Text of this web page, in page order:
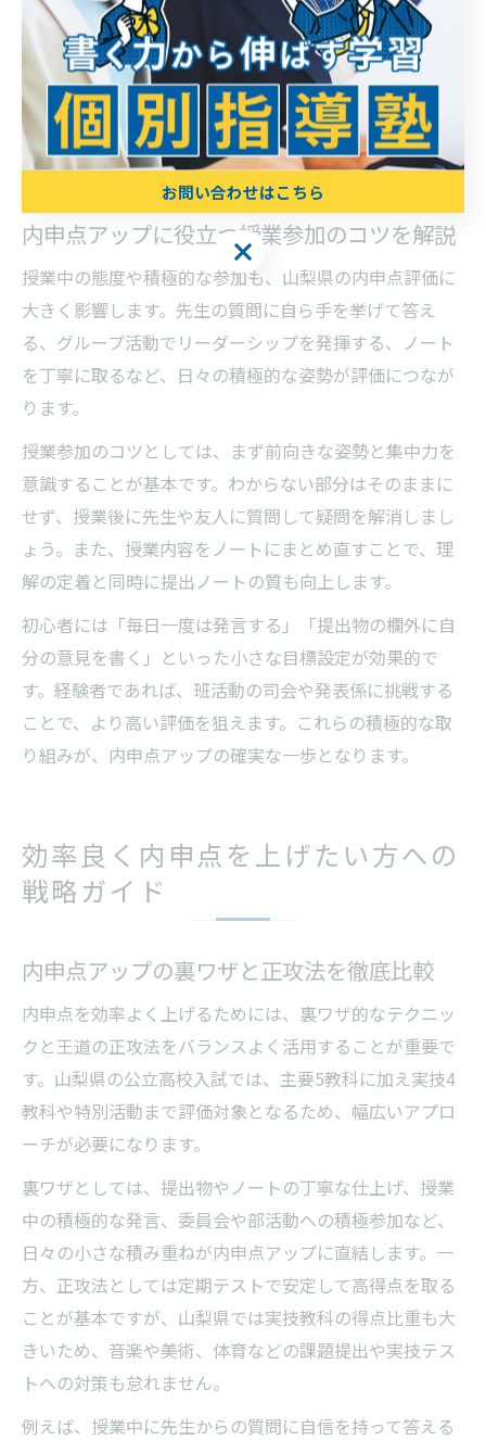
ただし、サイトによっては最新の入試情報が反映されて
いない場合もあるため、学校や塾の先生にも確認しなが
ら活用することが大切です。自分の目標との差を早めに
知ることで、無駄のない内申点アップ対策が実践できま
す。
内申点アップに役立つ授業参加のコツを解説
授業中の態度や積極的な参加も、山梨県の内申点評価に
大きく影響します。先生の質問に自ら手を挙げて答え
る、グループ活動でリーダーシップを発揮する、ノート
を丁寧に取るなど、日々の積極的な姿勢が評価につなが
ります。
授業参加のコツとしては、まず前向きな姿勢と集中力を
意識することが基本です。わからない部分はそのままに
せず、授業後に先生や友人に質問して疑問を解消しまし
ょう。また、授業内容をノートにまとめ直すことで、理
解の定着と同時に提出ノートの質も向上します。
初心者には「毎日一度は発言する」「提出物の欄外に自
分の意見を書く」といった小さな目標設定が効果的で
す。経験者であれば、班活動の司会や発表係に挑戦する
ことで、より高い評価を狙えます。これらの積極的な取
り組みが、内申点アップの確実な一歩となります。
効率良く内申点を上げたい方への
戦略ガイド
内申点アップの裏ワザと正攻法を徹底比較
内申点を効率よく上げるためには、裏ワザ的なテクニッ
クと王道の正攻法をバランスよく活用することが重要で
す。山梨県の公立高校入試では、主要5教科に加え実技4
教科や特別活動まで評価対象となるため、幅広いアプロ
ーチが必要になります。
裏ワザとしては、提出物やノートの丁寧な仕上げ、授業
中の積極的な発言、委員会や部活動への積極参加など、
日々の小さな積み重ねが内申点アップに直結します。一
方、正攻法としては定期テストで安定して高得点を取る
ことが基本ですが、山梨県では実技教科の得点比重も大
きいため、音楽や美術、体育などの課題提出や実技テス
トへの対策も怠れません。
例えば、授業中に先生からの質問に自信を持って答える
お問い合わせはこちら
お問い合わせはこちら